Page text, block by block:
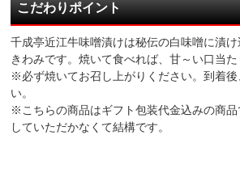
こだわりポイント
千成亭近江牛味噌漬けは秘伝の白味噌に漬
きわみです。焼いて食べれば、甘～い口当た
※必ず焼いてお召し上がりください。到着後
い。
※こちらの商品はギフト包装代金込みの商
していただかなくて結構です。